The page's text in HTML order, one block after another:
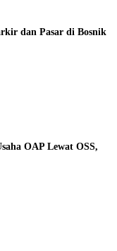
dan Pasar di Bosnik
OAP Lewat OSS,